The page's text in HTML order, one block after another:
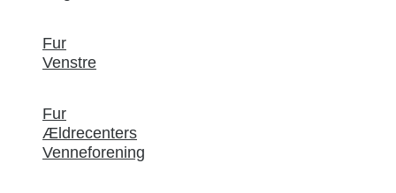
Fur
Venstre
Fur
Ældrecenters
Venneforening